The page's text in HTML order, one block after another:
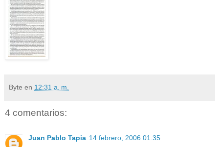
Byte en 12:31 a. m.
4 comentarios:
Juan Pablo Tapia 14 febrero, 2006 01:35